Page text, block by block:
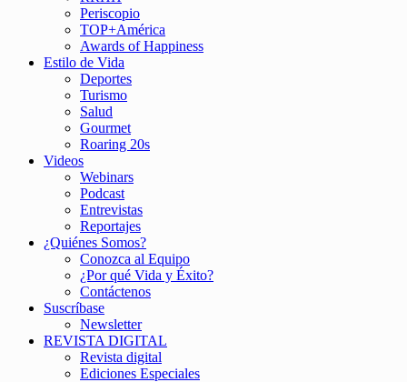
Periscopio
TOP+América
Awards of Happiness
Estilo de Vida
Deportes
Turismo
Salud
Gourmet
Roaring 20s
Videos
Webinars
Podcast
Entrevistas
Reportajes
¿Quiénes Somos?
Conozca al Equipo
¿Por qué Vida y Éxito?
Contáctenos
Suscríbase
Newsletter
REVISTA DIGITAL
Revista digital
Ediciones Especiales